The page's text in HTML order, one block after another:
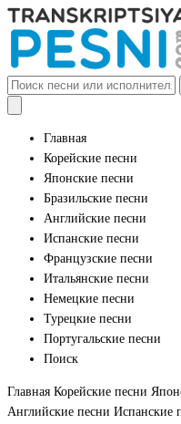
Главная
Корейские песни
Японские песни
Бразильские песни
Английские песни
Испанские песни
Французские песни
Итальянские песни
Немецкие песни
Турецкие песни
Португальские песни
Поиск
Главная Корейские песни
Английские песни Испанские